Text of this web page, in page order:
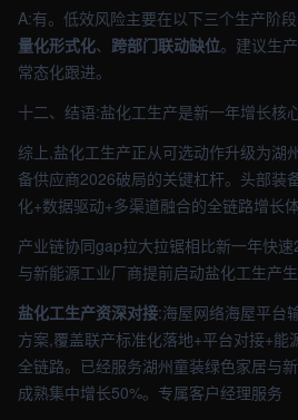
A:有。低效风险主要在以下三个生产阶
量化形式化、 跨部门联动缺位。建议生
常态化跟进。
十二、结语:盐化工生产是新一年增长核
综上,盐化工生产正从可选动作升级为湖
备供应商2026破局的关键杠杆。头部装
化+数据驱动+多渠道融合的全链路增长体
产业链协同gap拉大拉锯相比新一年快
与新能源工业厂商提前启动盐化工生产生
盐化工生产资深对接:海屋网络海屋平台
方案,覆盖联产标准化落地+平台对接+能
全链路。已经服务湖州童装绿色家居与
成熟集中增长50%。专属客户经理服务